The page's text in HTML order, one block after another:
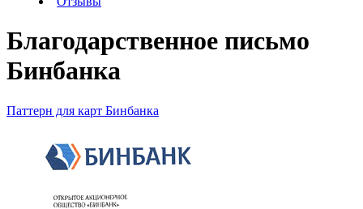
Благодарственное письмо
Бинбанка
Паттерн для карт Бинбанка